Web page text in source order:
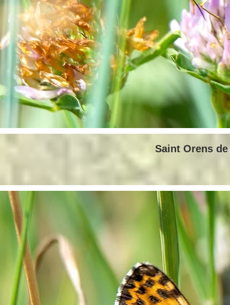
Saint Orens